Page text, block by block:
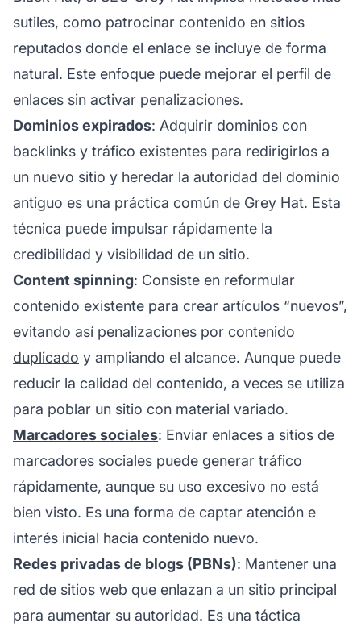
sutiles, como patrocinar contenido en sitios
reputados donde el enlace se incluye de forma
natural. Este enfoque puede mejorar el perfil de
enlaces sin activar penalizaciones.
Dominios expirados: Adquirir dominios con
backlinks y tráfico existentes para redirigirlos a
un nuevo sitio y heredar la autoridad del dominio
antiguo es una práctica común de Grey Hat. Esta
técnica puede impulsar rápidamente la
credibilidad y visibilidad de un sitio.
Content spinning: Consiste en reformular
contenido existente para crear artículos “nuevos”,
evitando así penalizaciones por contenido
duplicado y ampliando el alcance. Aunque puede
reducir la calidad del contenido, a veces se utiliza
para poblar un sitio con material variado.
Marcadores sociales: Enviar enlaces a sitios de
marcadores sociales puede generar tráfico
rápidamente, aunque su uso excesivo no está
bien visto. Es una forma de captar atención e
interés inicial hacia contenido nuevo.
Redes privadas de blogs (PBNs): Mantener una
red de sitios web que enlazan a un sitio principal
para aumentar su autoridad. Es una táctica